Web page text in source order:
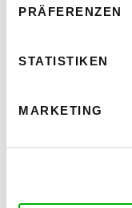
PRÄFERENZEN
STATISTIKEN
MARKETING
sanktionierte
Missbräuche
KONTAKT